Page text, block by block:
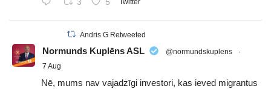
3 5
Andris G Retweeted
Normunds Kuplēns ASL @normundskuplens
·
7 Aug
Nē, mums nav vajadzīgi investori, kas ieved migrantus